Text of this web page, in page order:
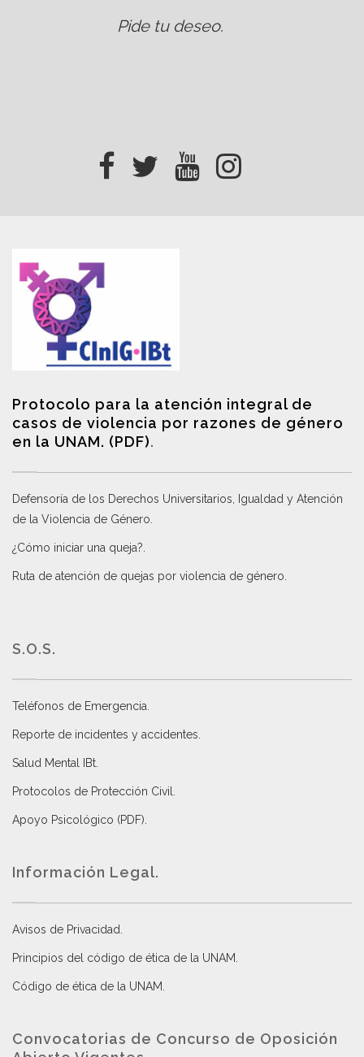
Pide tu deseo.
Protocolo para la atención integral de
casos de violencia por razones de género
en la UNAM. (PDF).
Defensoría de los Derechos Universitarios, Igualdad y Atención
de la Violencia de Género
¿Cómo iniciar una queja?
Ruta de atención de quejas por violencia de género
S.O.S.
Teléfonos de Emergencia.
Reporte de incidentes y accidentes
Salud Mental IBt
Protocolos de Protección Civil
Apoyo Psicológico (PDF)
Información Legal.
Avisos de Privacidad
Principios del código de ética de la UNAM
Código de ética de la UNAM
Convocatorias de Concurso de Oposición